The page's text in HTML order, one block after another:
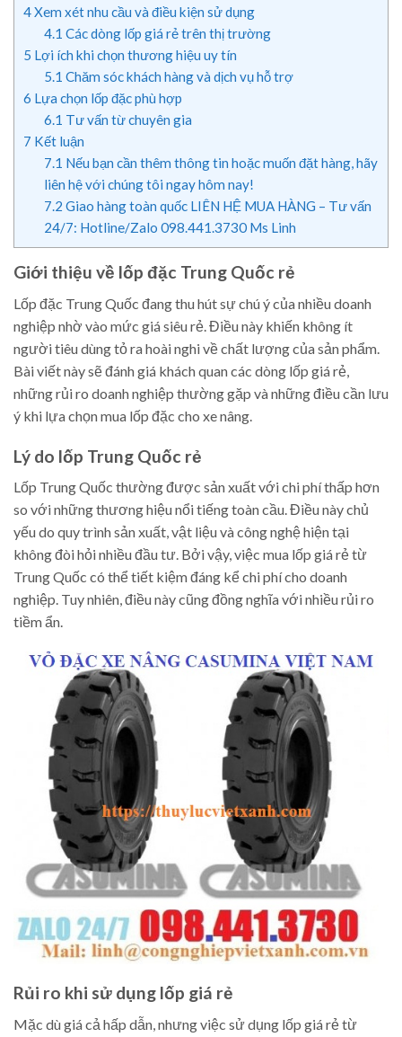
4Xem xét nhu cầu và điều kiện sử dụng
4.1 Các dòng lốp giá rẻ trên thị trường
5 Lợi ích khi chọn thương hiệu uy tín
5.1 Chăm sóc khách hàng và dịch vụ hỗ trợ
6 Lựa chọn lốp đặc phù hợp
6.1 Tư vấn từ chuyên gia
7 Kết luận
7.1 Nếu bạn cần thêm thông tin hoặc muốn đặt hàng, hãy
liên hệ với chúng tôi ngay hôm nay!
7.2 Giao hàng toàn quốc LIÊN HỆ MUA HÀNG – Tư vấn
24/7: Hotline/Zalo 098.441.3730 Ms Linh
Giới thiệu về lốp đặc Trung Quốc rẻ
Lốp đặc Trung Quốc đang thu hút sự chú ý của nhiều doanh
nghiệp nhờ vào mức giá siêu rẻ. Điều này khiến không ít
người tiêu dùng tỏ ra hoài nghi về chất lượng của sản phẩm.
Bài viết này sẽ đánh giá khách quan các dòng lốp giá rẻ,
những rủi ro doanh nghiệp thường gặp và những điều cần lưu
ý khi lựa chọn mua lốp đặc cho xe nâng.
Lý do lốp Trung Quốc rẻ
Lốp Trung Quốc thường được sản xuất với chi phí thấp hơn
so với những thương hiệu nổi tiếng toàn cầu. Điều này chủ
yếu do quy trình sản xuất, vật liệu và công nghệ hiện tại
không đòi hỏi nhiều đầu tư. Bởi vậy, việc mua lốp giá rẻ từ
Trung Quốc có thể tiết kiệm đáng kể chi phí cho doanh
nghiệp. Tuy nhiên, điều này cũng đồng nghĩa với nhiều rủi ro
tiềm ẩn.
Rủi ro khi sử dụng lốp giá rẻ
Mặc dù giá cả hấp dẫn, nhưng việc sử dụng lốp giá rẻ từ